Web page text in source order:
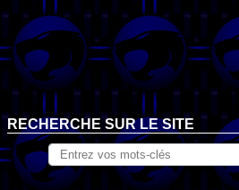
RECHERCHE SUR LE SITE